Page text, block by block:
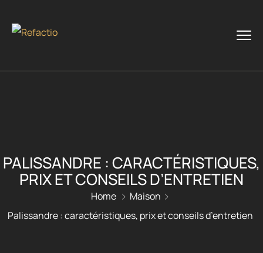
PALISSANDRE : CARACTÉRISTIQUES,
PRIX ET CONSEILS D’ENTRETIEN
Home
Maison
Palissandre : caractéristiques, prix et conseils d’entretien